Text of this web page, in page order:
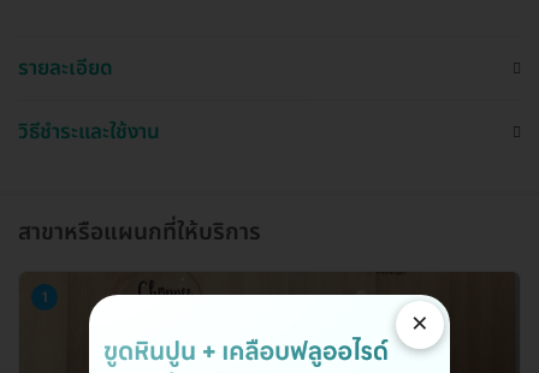
รายละเอียด
วิธีชำระและใช้งาน
สาขาหรือแผนกที่ให้บริการ
1
×